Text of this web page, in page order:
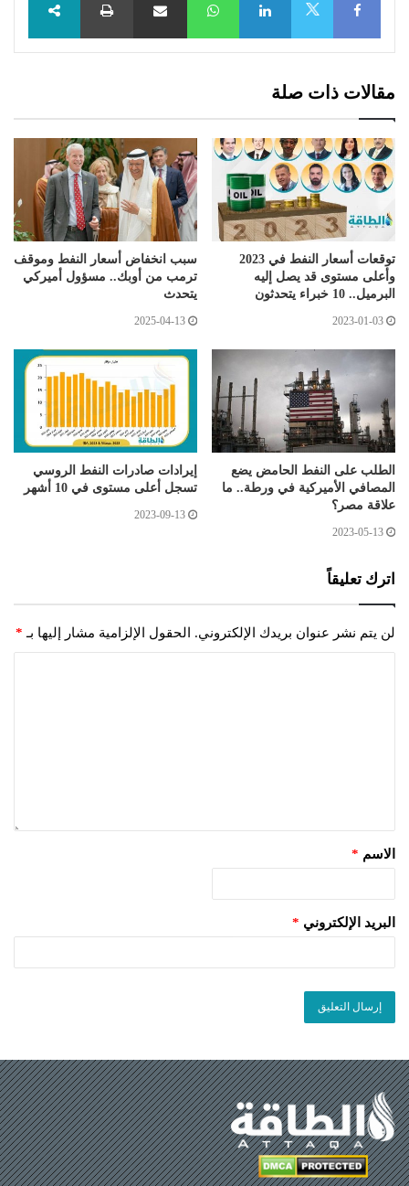
مقالات ذات صلة
توقعات أسعار النفط في 2023
وأعلى مستوى قد يصل إليه
البرميل.. 10 خبراء يتحدثون
2023-01-03
سبب انخفاض أسعار النفط وموقف
ترمب من أوبك.. مسؤول أميركي
يتحدث
2025-04-13
الطلب على النفط الحامض يضع
المصافي الأميركية في ورطة.. ما
علاقة مصر؟
2023-05-13
إيرادات صادرات النفط الروسي
تسجل أعلى مستوى في 10 أشهر
2023-09-13
اترك تعليقاً
لن يتم نشر عنوان بريدك الإلكتروني. الحقول الإلزامية مشار إليها بـ *
الاسم *
البريد الإلكتروني *